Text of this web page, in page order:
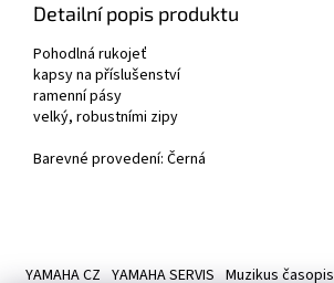
Detailní popis produktu
Pohodlná rukojeť
kapsy na příslušenství
ramenní pásy
velký, robustními zipy
Barevné provedení: Černá
YAMAHA CZ YAMAHA SERVIS Muzikus časopis